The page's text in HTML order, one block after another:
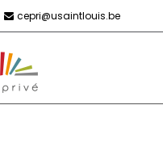
cepri@usaintlouis.be